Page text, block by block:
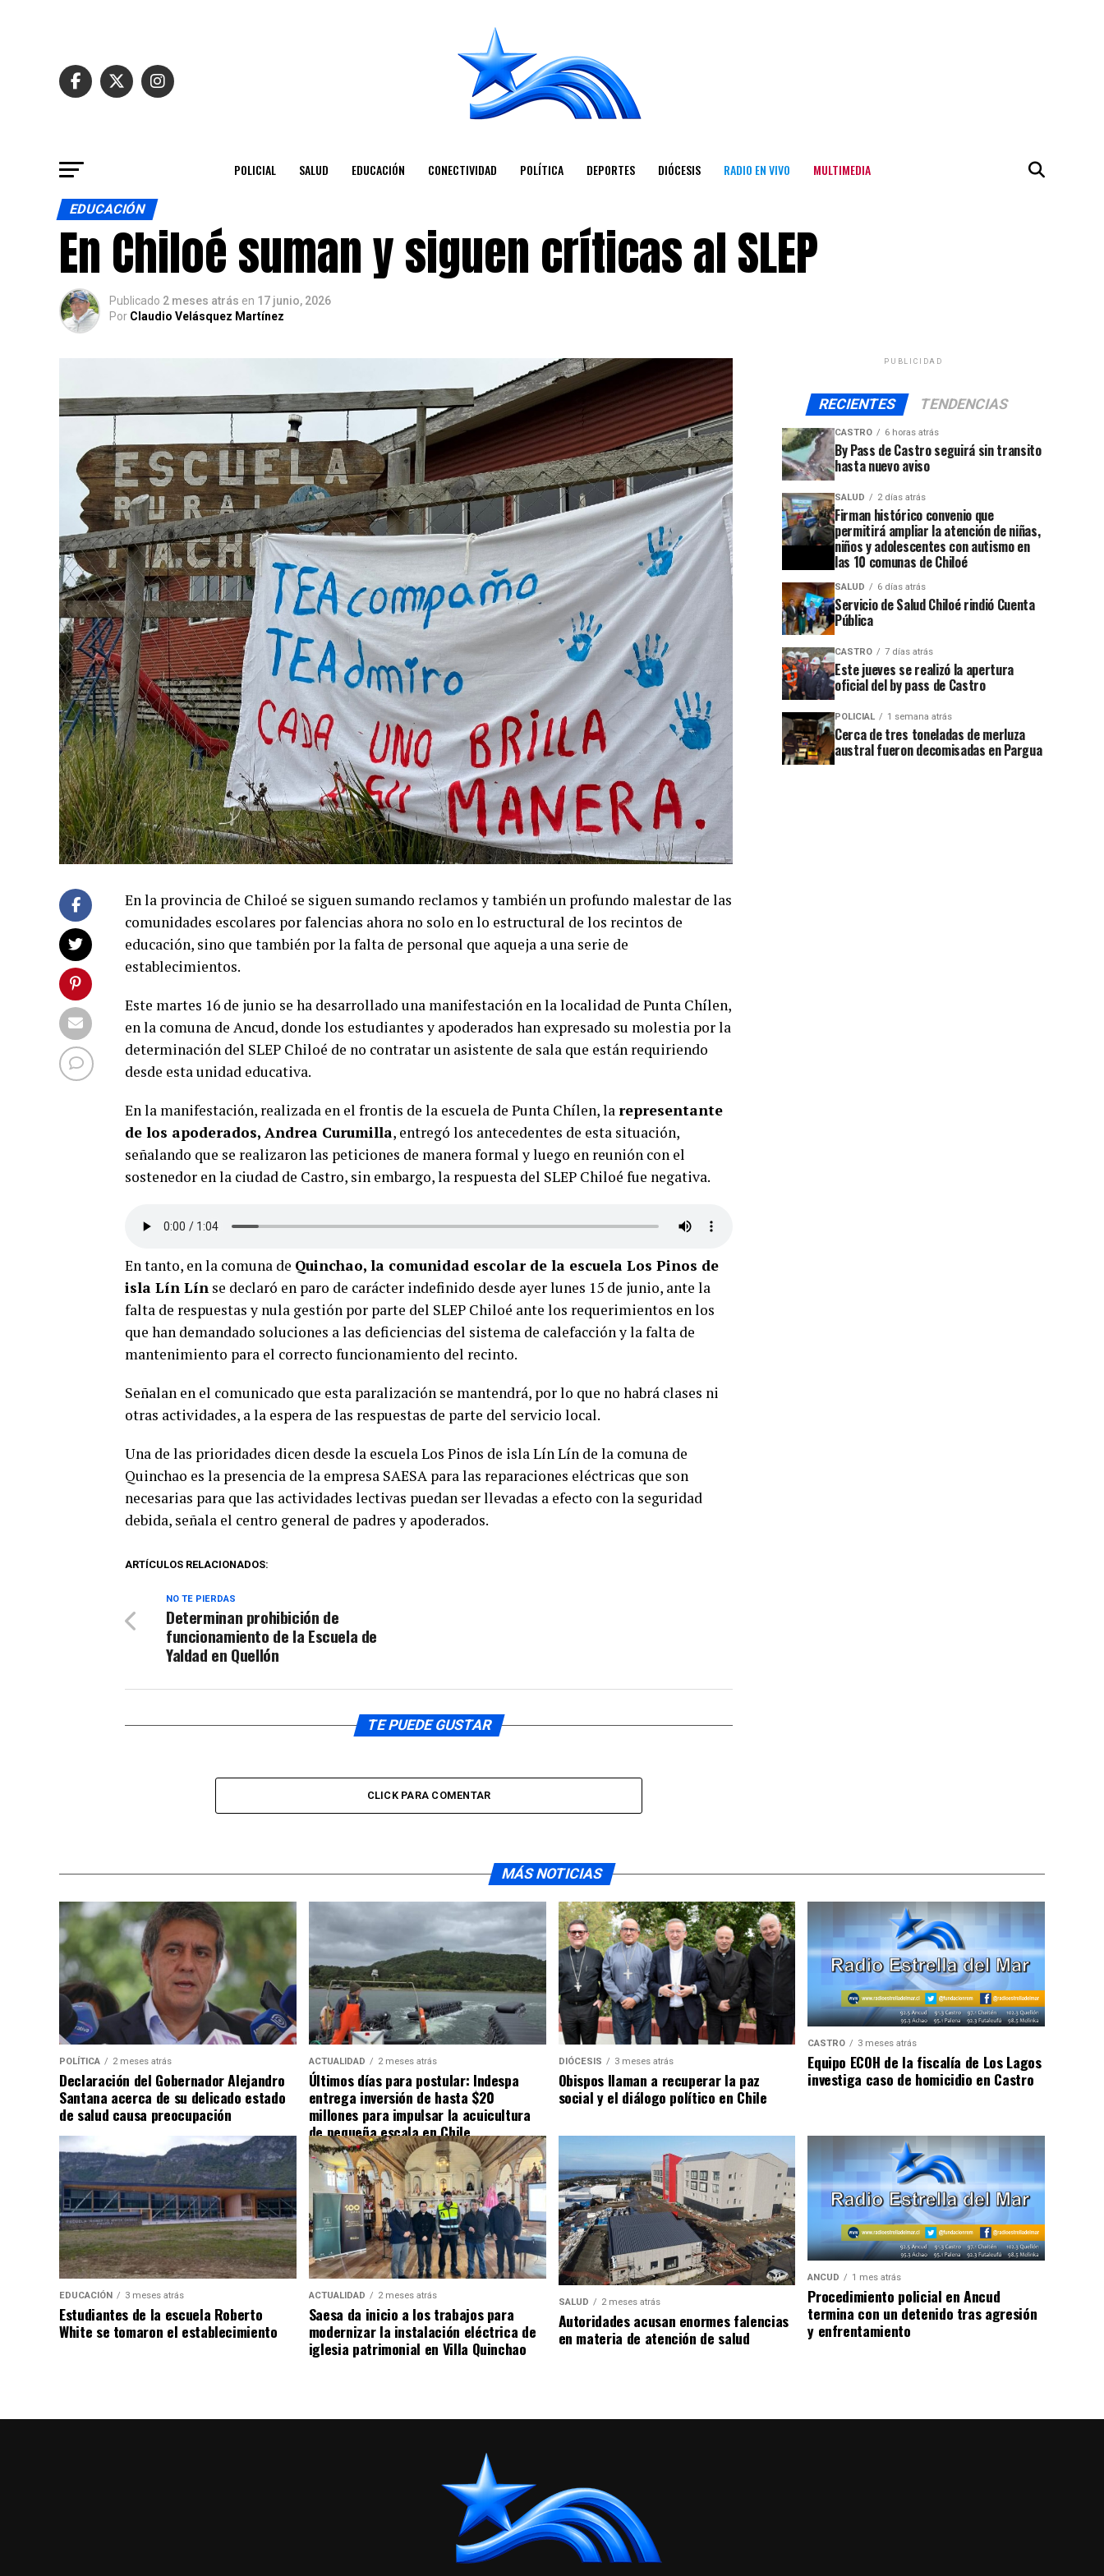
POLICIAL SALUD EDUCACIÓN CONECTIVIDAD POLÍTICA DEPORTES DIÓCESIS RADIO EN VIVO MULTIMEDIA
EDUCACIÓN
En Chiloé suman y siguen críticas al SLEP
Publicado 2 meses atrás en 17 junio, 2026
Por Claudio Velásquez Martínez
En la provincia de Chiloé se siguen sumando reclamos y también un profundo malestar de las
comunidades escolares por falencias ahora no solo en lo estructural de los recintos de
educación, sino que también por la falta de personal que aqueja a una serie de
establecimientos.
Este martes 16 de junio se ha desarrollado una manifestación en la localidad de Punta Chílen,
en la comuna de Ancud, donde los estudiantes y apoderados han expresado su molestia por la
determinación del SLEP Chiloé de no contratar un asistente de sala que están requiriendo
desde esta unidad educativa.
En la manifestación, realizada en el frontis de la escuela de Punta Chílen, larepresentante
de los apoderados, Andrea Curumilla, entregó los antecedentes de esta situación,
señalando que se realizaron las peticiones de manera formal y luego en reunión con el
sostenedor en la ciudad de Castro, sin embargo, la respuesta del SLEP Chiloé fue negativa.
En tanto, en la comuna de Quinchao, la comunidad escolar de la escuela Los Pinos de
isla Lín Lín se declaró en paro de carácter indefinido desde ayer lunes 15 de junio, ante la
falta de respuestas y nula gestión por parte del SLEP Chiloé ante los requerimientos en los
que han demandado soluciones a las deficiencias del sistema de calefacción y la falta de
mantenimiento para el correcto funcionamiento del recinto.
Señalan en el comunicado que esta paralización se mantendrá, por lo que no habrá clases ni
otras actividades, a la espera de las respuestas de parte del servicio local.
Una de las prioridades dicen desde la escuela Los Pinos de isla Lín Lín de la comuna de
Quinchao es la presencia de la empresa SAESA para las reparaciones eléctricas que son
necesarias para que las actividades lectivas puedan ser llevadas a efecto con la seguridad
debida, señala el centro general de padres y apoderados.
ARTÍCULOS RELACIONADOS:
NO TE PIERDAS
Determinan prohibición de
funcionamiento de la Escuela de
Yaldad en Quellón
TE PUEDE GUSTAR
CLICK PARA COMENTAR
PUBLICIDAD
RECIENTES TENDENCIAS
CASTRO 6 horas atrás
By Pass de Castro seguirá sin transito
hasta nuevo aviso
SALUD 2 días atrás
Firman histórico convenio que
permitirá ampliar la atención de niñas,
niños y adolescentes con autismo en
las 10 comunas de Chiloé
SALUD 6 días atrás
Servicio de Salud Chiloé rindió Cuenta
Pública
CASTRO 7 días atrás
Este jueves se realizó la apertura
oficial del by pass de Castro
POLICIAL 1 semana atrás
Cerca de tres toneladas de merluza
austral fueron decomisadas en Pargua
MÁS NOTICIAS
POLÍTICA 2 meses atrás
Declaración del Gobernador Alejandro
Santana acerca de su delicado estado
de salud causa preocupación
ACTUALIDAD 2 meses atrás
Últimos días para postular: Indespa
entrega inversión de hasta $20
millones para impulsar la acuicultura
de pequeña escala en Chile
DIÓCESIS 3 meses atrás
Obispos llaman a recuperar la paz
social y el diálogo político en Chile
CASTRO 3 meses atrás
Equipo ECOH de la fiscalía de Los Lagos
investiga caso de homicidio en Castro
EDUCACIÓN 3 meses atrás
Estudiantes de la escuela Roberto
White se tomaron el establecimiento
ACTUALIDAD 2 meses atrás
Saesa da inicio a los trabajos para
modernizar la instalación eléctrica de
iglesia patrimonial en Villa Quinchao
SALUD 2 meses atrás
Autoridades acusan enormes falencias
en materia de atención de salud
ANCUD 1 mes atrás
Procedimiento policial en Ancud
termina con un detenido tras agresión
y enfrentamiento